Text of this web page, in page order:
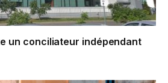
un conciliateur indépendant